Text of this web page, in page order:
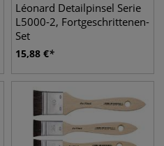
Léonard Detailpinsel Serie
L5000-2, Fortgeschrittenen-
Set
15,88 €